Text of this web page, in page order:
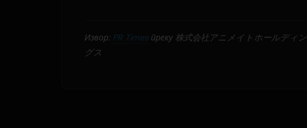
Извор: PR Times преку 株式会社アニメイトホールディン
グス